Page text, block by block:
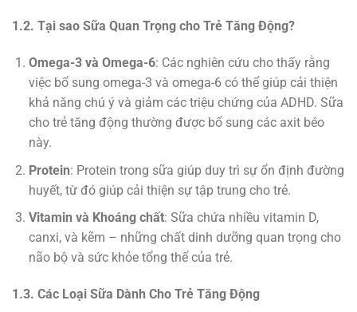
1.2. Tại sao Sữa Quan Trọng cho Trẻ Tăng Động?
Omega-3 và Omega-6: Các nghiên cứu cho thấy rằng
việc bổ sung omega-3 và omega-6 có thể giúp cải thiện
khả năng chú ý và giảm các triệu chứng của ADHD. Sữa
cho trẻ tăng động thường được bổ sung các axit béo
này.
Protein: Protein trong sữa giúp duy trì sự ổn định đường
huyết, từ đó giúp cải thiện sự tập trung cho trẻ.
Vitamin và Khoáng chất: Sữa chứa nhiều vitamin D,
canxi, và kẽm – những chất dinh dưỡng quan trọng cho
não bộ và sức khỏe tổng thể của trẻ.
1.3. Các Loại Sữa Dành Cho Trẻ Tăng Động